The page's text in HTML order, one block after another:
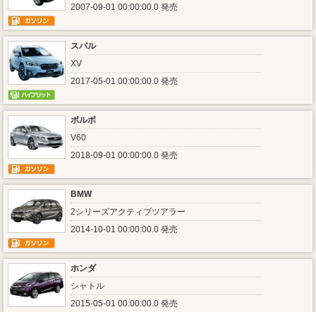
2007-09-01 00:00:00.0 発売
スバル
XV
2017-05-01 00:00:00.0 発売
ボルボ
V60
2018-09-01 00:00:00.0 発売
BMW
2シリーズアクティブツアラー
2014-10-01 00:00:00.0 発売
ホンダ
シャトル
2015-05-01 00:00:00.0 発売